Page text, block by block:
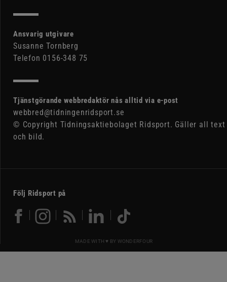
Ansvarig utgivare
Susanne Tornberg
Telefon 0156-348 75
Tjänstgörande webbredaktör nås alltid via e-post
webbred@tidningenridsport.se
© Copyright Tidningsaktiebolaget Ridsport. Gäller all text
och bild.
Följ Ridsport på
MADE WITH ♥ BY WONDERFOUR